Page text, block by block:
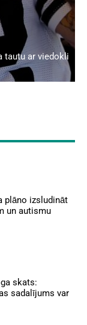
tautu ar viedokli
plāno izsludināt
un autismu
skats:
sadalījums var